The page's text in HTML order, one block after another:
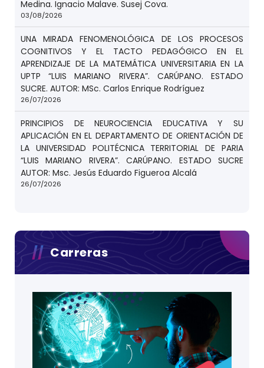
Medina. Ignacio Malave. Susej Cova.
03/08/2026
UNA MIRADA FENOMENOLÓGICA DE LOS PROCESOS
COGNITIVOS Y EL TACTO PEDAGÓGICO EN EL
APRENDIZAJE DE LA MATEMÁTICA UNIVERSITARIA EN LA
UPTP “LUIS MARIANO RIVERA”. CARÚPANO. ESTADO
SUCRE. AUTOR: MSc. Carlos Enrique Rodríguez
26/07/2026
PRINCIPIOS DE NEUROCIENCIA EDUCATIVA Y SU
APLICACIÓN EN EL DEPARTAMENTO DE ORIENTACIÓN DE
LA UNIVERSIDAD POLITÉCNICA TERRITORIAL DE PARIA
“LUIS MARIANO RIVERA”. CARÚPANO. ESTADO SUCRE
AUTOR: Msc. Jesús Eduardo Figueroa Alcalá
26/07/2026
Carreras